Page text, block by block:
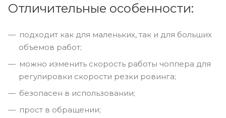
Отличительные особенности:
подходит как для маленьких, так и для больших
объемов работ;
можно изменить скорость работы чоппера для
регулировки скорости резки ровинга;
безопасен в использовании;
прост в обращении;